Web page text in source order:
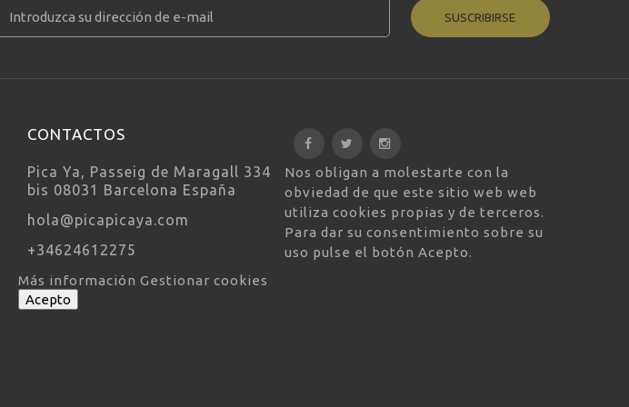
SUSCRIBIRSE
CONTACTOS
Pica Ya, Passeig de Maragall 334
bis 08031 Barcelona España
hola@picapicaya.com
+34624612275
Nos obligan a molestarte con la
obviedad de que este sitio web web
utiliza cookies propias y de terceros.
Para dar su consentimiento sobre su
uso pulse el botón Acepto.
Más información Gestionar cookies
Acepto